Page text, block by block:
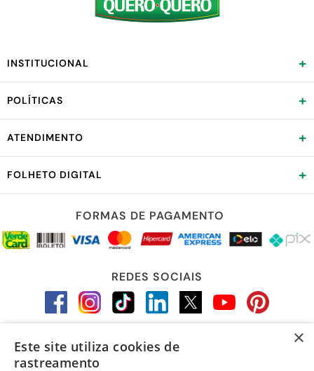
INSTITUCIONAL +
POLÍTICAS +
ATENDIMENTO +
FOLHETO DIGITAL +
FORMAS DE PAGAMENTO
REDES SOCIAIS
LOJA SEGURA
×
Este site utiliza cookies de
rastreamento